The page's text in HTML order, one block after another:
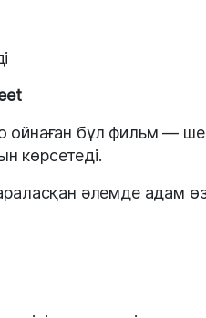
ойнаған бұл фильм —
көрсетеді.
әлемде адам